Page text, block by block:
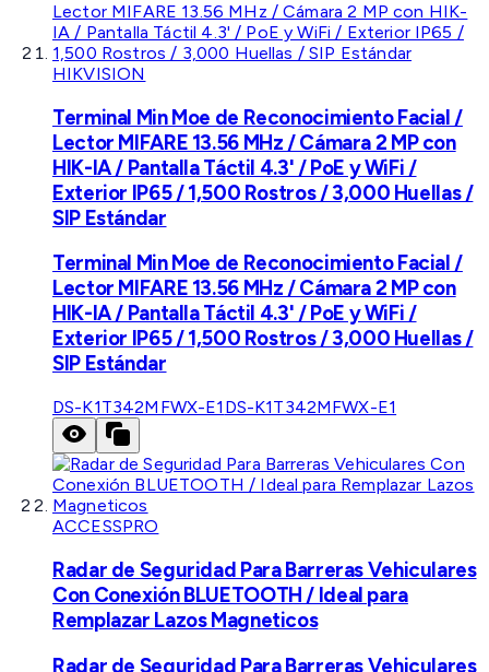
HIKVISION
Terminal Min Moe de Reconocimiento Facial /
Lector MIFARE 13.56 MHz / Cámara 2 MP con
HIK-IA / Pantalla Táctil 4.3' / PoE y WiFi /
Exterior IP65 / 1,500 Rostros / 3,000 Huellas /
SIP Estándar
Terminal Min Moe de Reconocimiento Facial /
Lector MIFARE 13.56 MHz / Cámara 2 MP con
HIK-IA / Pantalla Táctil 4.3' / PoE y WiFi /
Exterior IP65 / 1,500 Rostros / 3,000 Huellas /
SIP Estándar
DS-K1T342MFWX-E1 DS-K1T342MFWX-E1
ACCESSPRO
Radar de Seguridad Para Barreras Vehiculares
Con Conexión BLUETOOTH / Ideal para
Remplazar Lazos Magneticos
Radar de Seguridad Para Barreras Vehiculares